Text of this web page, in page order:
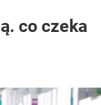
co czeka